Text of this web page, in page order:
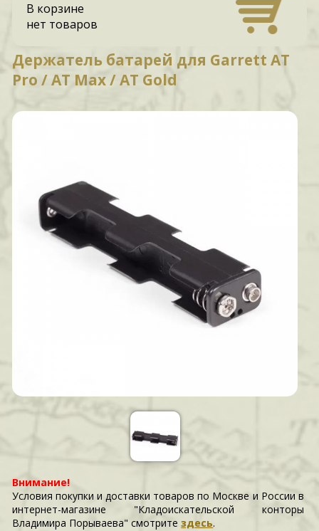
В корзине
нет товаров
Держатель батарей для Garrett AT
Pro / AT Max / AT Gold
Внимание!
Условия покупки и доставки товаров по Москве и России в
интернет-магазине "Кладоискательской конторы
Владимира Порываева" смотритездесь.